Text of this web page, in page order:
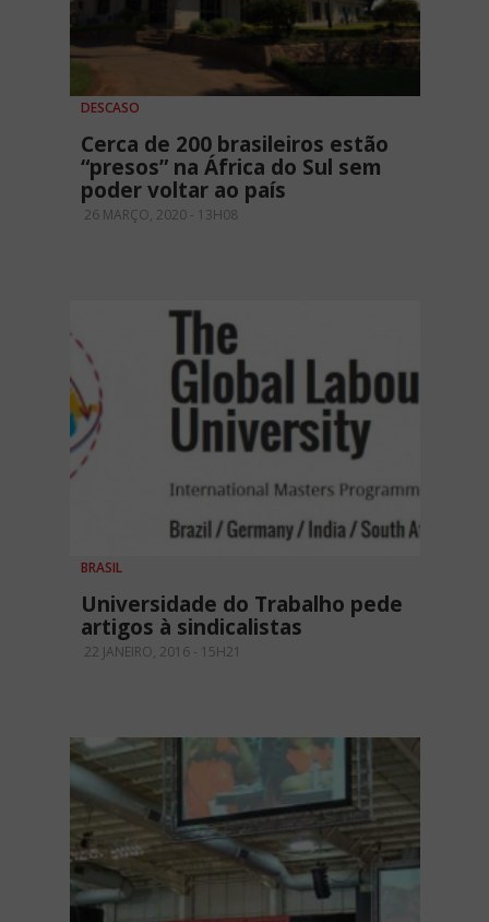
DESCASO
Cerca de 200 brasileiros estão
“presos” na África do Sul sem
poder voltar ao país
26 MARÇO, 2020 - 13H08
BRASIL
Universidade do Trabalho pede
artigos à sindicalistas
22 JANEIRO, 2016 - 15H21